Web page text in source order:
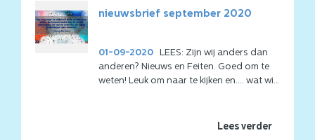
nieuwsbrief september 2020
01-09-2020
LEES: Zijn wij anders dan
anderen? Nieuws en Feiten. Goed om te
weten! Leuk om naar te kijken en.... wat wil
Lees verder